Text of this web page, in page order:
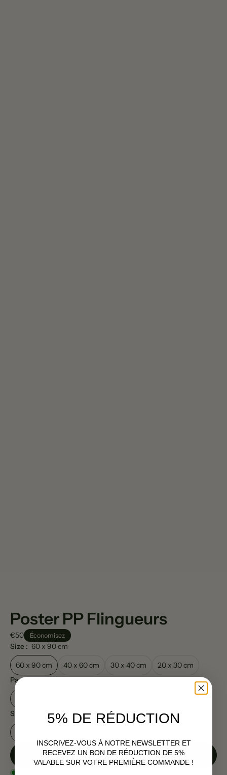
Poster PP Flingueurs
€50 Économisez
Size : 60 x 90 cm
60 x 90 cm 40 x 60 cm 30 x 40 cm
20 x 30 cm
Paper : Matte
Style :
Sans cadre
Ajouter au panier|€50
5% DE RÉDUCTION
INSCRIVEZ-VOUS À NOTRE NEWSLETTER ET
RECEVEZ UN BON DE RÉDUCTION DE 5%
VALABLE SUR VOTRE PREMIÈRE COMMANDE !